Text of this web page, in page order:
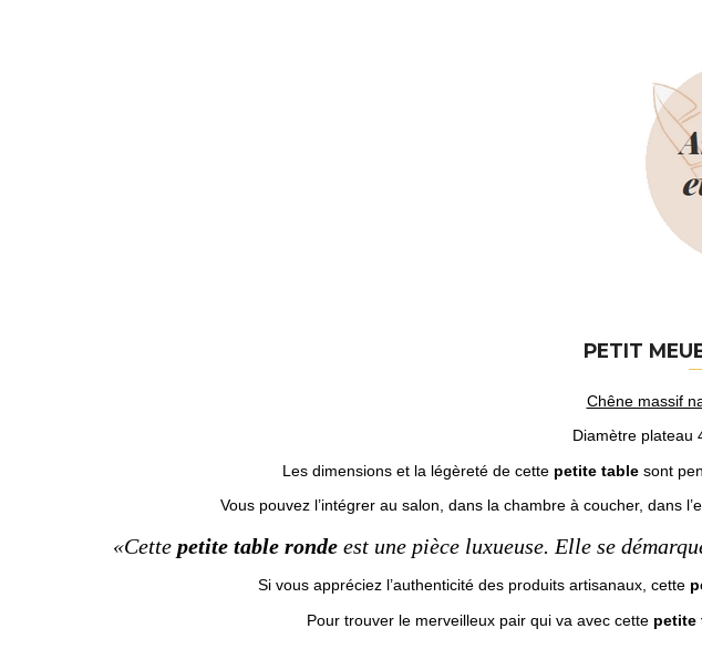
PETIT
Chêne massif
Diamètre plateau
Les dimensions et la légèreté de cette petite table sont
Vous pouvez l’intégrer au salon, dans la chambre à coucher, dans
«Cette petite table rondeest une pièce luxueuse. Elle se
Si vous appréciez l’authenticité des produits artisanaux, cette
Pour trouver le merveilleux pair qui va avec cette petite